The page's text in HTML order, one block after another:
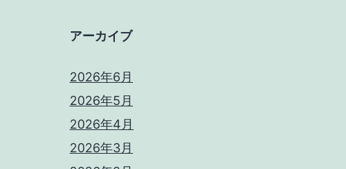
アーカイブ
2026年6月
2026年5月
2026年4月
2026年3月